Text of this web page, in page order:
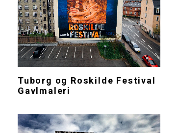
Tuborg og Roskilde Festival
Gavlmaleri